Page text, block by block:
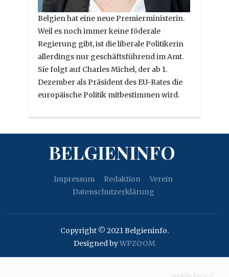
Belgien hat eine neue Premierministerin.
Weil es noch immer keine föderale
Regierung gibt, ist die liberale Politikerin
allerdings nur geschäftsführend im Amt.
Sie folgt auf Charles Michel, der ab 1.
Dezember als Präsident des EU-Rates die
europäische Politik mitbestimmen wird.
BELGIENINFO
Impressum Redaktion
Verein
Datenschutzerklärung
Copyright © 2021 Belgieninfo.
Designed byWPZOOM